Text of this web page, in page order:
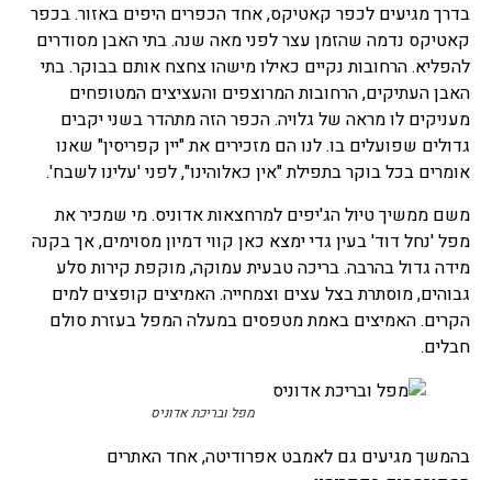
בדרך מגיעים לכפר קאטיקס, אחד הכפרים היפים באזור. בכפר
קאטיקס נדמה שהזמן עצר לפני מאה שנה. בתי האבן מסודרים
להפליא. הרחובות נקיים כאילו מישהו צחצח אותם בבוקר. בתי
האבן העתיקים, הרחובות המרוצפים והעציצים המטופחים
מעניקים לו מראה של גלויה. הכפר הזה מתהדר בשני יקבים
גדולים שפועלים בו. לנו הם מזכירים את "יין קפריסין" שאנו
אומרים בכל בוקר בתפילת "אין כאלוהינו", לפני 'עלינו לשבח'.
משם ממשיך טיול הג'יפים למרחצאות אדוניס. מי שמכיר את
מפל 'נחל דוד' בעין גדי ימצא כאן קווי דמיון מסוימים, אך בקנה
מידה גדול בהרבה. בריכה טבעית עמוקה, מוקפת קירות סלע
גבוהים, מוסתרת בצל עצים וצמחייה. האמיצים קופצים למים
הקרים. האמיצים באמת מטפסים במעלה המפל בעזרת סולם
חבלים.
מפל ובריכת אדוניס
בהמשך מגיעים גם לאמבט אפרודיטה, אחד האתרים